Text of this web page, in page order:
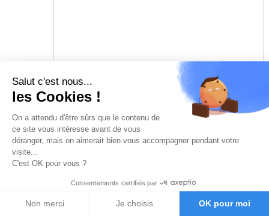
Salut c'est nous...
les Cookies !
On a attendu d'être sûrs que le contenu de
ce site vous intéresse avant de vous
déranger, mais on aimerait bien vous accompagner pendant votre
visite...
C'est OK pour vous ?
Consentements certifiés par
Non merci Je choisis OK pour moi